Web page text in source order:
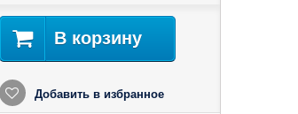
В корзину
Добавить в избранное